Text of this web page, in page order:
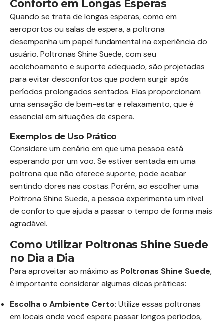
Conforto em Longas Esperas
Quando se trata de longas esperas, como em
aeroportos ou salas de espera, a poltrona
desempenha um papel fundamental na experiência do
usuário. Poltronas Shine Suede, com seu
acolchoamento e suporte adequado, são projetadas
para evitar desconfortos que podem surgir após
períodos prolongados sentados. Elas proporcionam
uma sensação de bem-estar e relaxamento, que é
essencial em situações de espera.
Exemplos de Uso Prático
Considere um cenário em que uma pessoa está
esperando por um voo. Se estiver sentada em uma
poltrona que não oferece suporte, pode acabar
sentindo dores nas costas. Porém, ao escolher uma
Poltrona Shine Suede, a pessoa experimenta um nível
de conforto que ajuda a passar o tempo de forma mais
agradável.
Como Utilizar Poltronas Shine Suede
no Dia a Dia
Para aproveitar ao máximo as Poltronas Shine Suede,
é importante considerar algumas dicas práticas:
Escolha o Ambiente Certo: Utilize essas poltronas
em locais onde você espera passar longos períodos,